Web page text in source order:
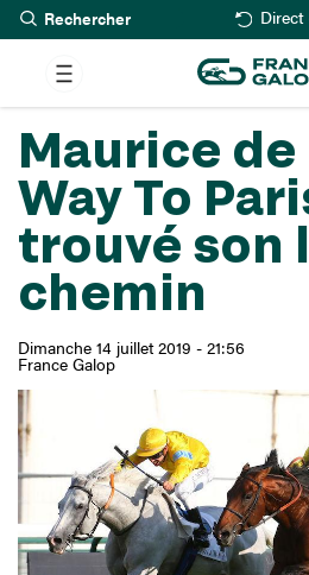
Aller
au
Rechercher Direct
Maurice de
Way To
trouvé son
chemin
Dimanche 14 juillet 2019 - 21:56
France Galop